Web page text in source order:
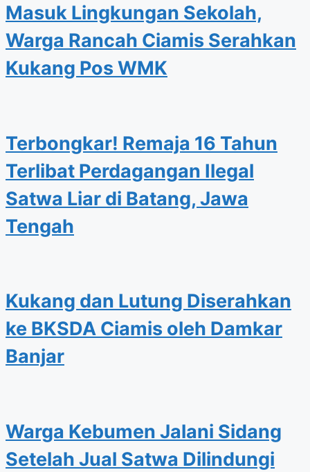
Masuk Lingkungan Sekolah,
Warga Rancah Ciamis Serahkan
Kukang Pos WMK
Terbongkar! Remaja 16 Tahun
Terlibat Perdagangan Ilegal
Satwa Liar di Batang, Jawa
Tengah
Kukang dan Lutung Diserahkan
ke BKSDA Ciamis oleh Damkar
Banjar
Warga Kebumen Jalani Sidang
Setelah Jual Satwa Dilindungi